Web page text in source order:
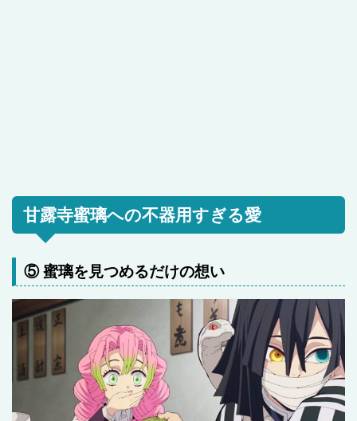
甘露寺蜜璃への不器用すぎる愛
⑤ 蜜璃を見つめるだけの想い